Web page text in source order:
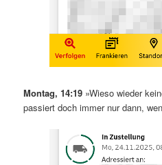
Montag, 14:19 »Wieso wieder
passiert doch immer nur dann,